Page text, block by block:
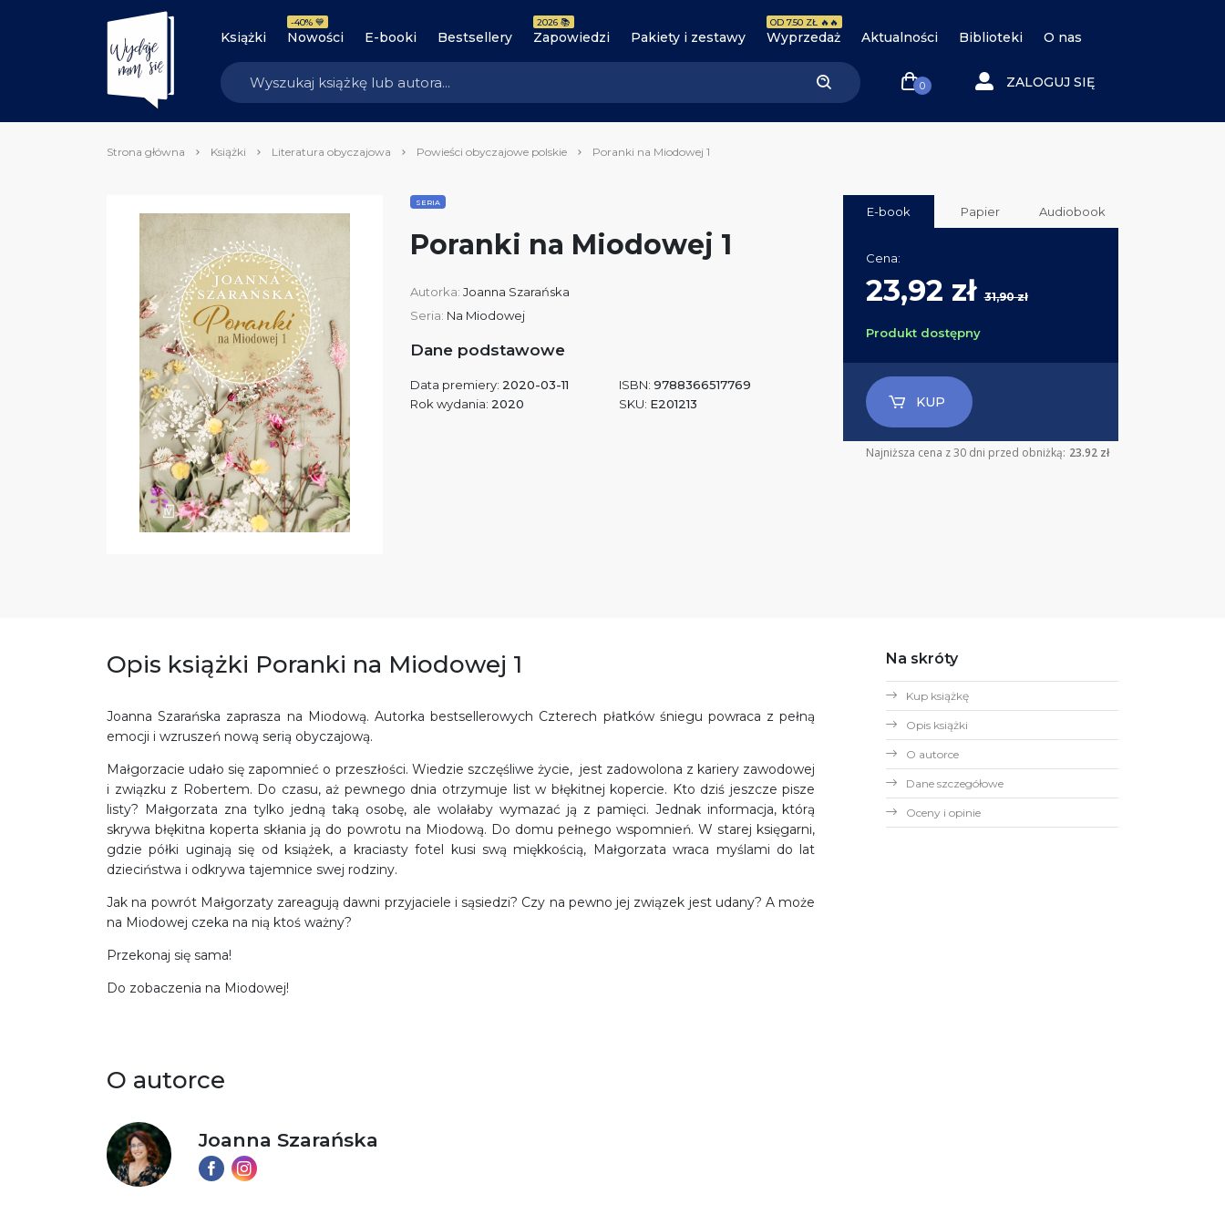
Książki Nowości
-40% 💙
E-booki Bestsellery Zapowiedzi
2026 📚
Pakiety i zestawy Wyprzedaż
OD 7.50 ZŁ 🔥🔥
Aktualności Biblioteki O nas
0 ZALOGUJ SIĘ
Strona główna Książki Literatura obyczajowa Powieści obyczajowe polskie Poranki na Miodowej 1
SERIA
Poranki na Miodowej 1
Autorka: Joanna Szarańska
Seria: Na Miodowej
Dane podstawowe
Data premiery: 2020-03-11
Rok wydania: 2020
ISBN: 9788366517769
SKU: E201213
E-book Papier Audiobook
Cena:
23,92 zł31,90 zł
Produkt dostępny
KUP
Najniższa cena z 30 dni przed obniżką: 23.92 zł
Opis książki Poranki na Miodowej 1
Joanna Szarańska zaprasza na Miodową. Autorka bestsellerowych Czterech płatków śniegu powraca z pełną
emocji i wzruszeń nową serią obyczajową.
Małgorzacie udało się zapomnieć o przeszłości. Wiedzie szczęśliwe życie, jest zadowolona z kariery zawodowej
i związku z Robertem. Do czasu, aż pewnego dnia otrzymuje list w błękitnej kopercie. Kto dziś jeszcze pisze
listy? Małgorzata zna tylko jedną taką osobę, ale wolałaby wymazać ją z pamięci. Jednak informacja, którą
skrywa błękitna koperta skłania ją do powrotu na Miodową. Do domu pełnego wspomnień. W starej księgarni,
gdzie półki uginają się od książek, a kraciasty fotel kusi swą miękkością, Małgorzata wraca myślami do lat
dzieciństwa i odkrywa tajemnice swej rodziny.
Jak na powrót Małgorzaty zareagują dawni przyjaciele i sąsiedzi? Czy na pewno jej związek jest udany? A może
na Miodowej czeka na nią ktoś ważny?
Przekonaj się sama!
Do zobaczenia na Miodowej!
O autorce
Joanna Szarańska
Na skróty
Kup książkę
Opis książki
O autorce
Dane szczegółowe
Oceny i opinie